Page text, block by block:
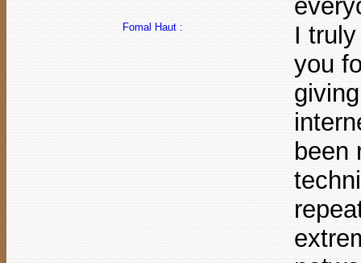
Fomal Haut :
I
you
been